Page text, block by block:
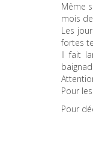
Même
mois
Les
fortes
Il fait
Pour
Pour